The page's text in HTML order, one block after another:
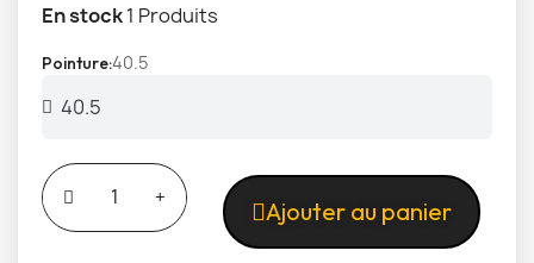
En stock1 Produits
Pointure40.5
Ajouter au panier